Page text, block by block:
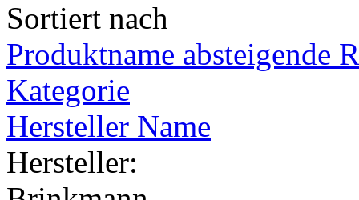
Sortiert nach
Produktname absteigende
Kategorie
Hersteller Name
Hersteller: